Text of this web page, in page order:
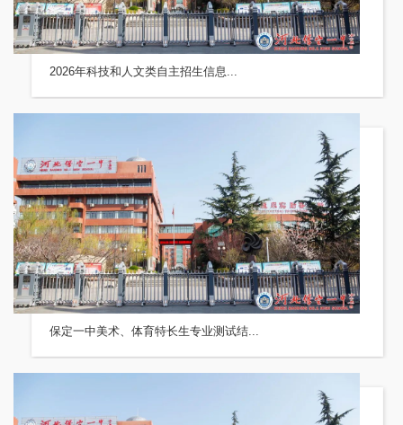
2026年科技和人文类自主招生信息...
保定一中美术、体育特长生专业测试结...